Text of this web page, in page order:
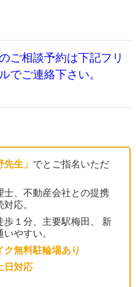
ご相談予約は下記フリ
でご連絡下さい。
先生」 でとご指名いただ
士、不動産会社との提携
応。
歩１分、主要駅梅田、 新
やすい。
ク無料駐輪場あり
日対応